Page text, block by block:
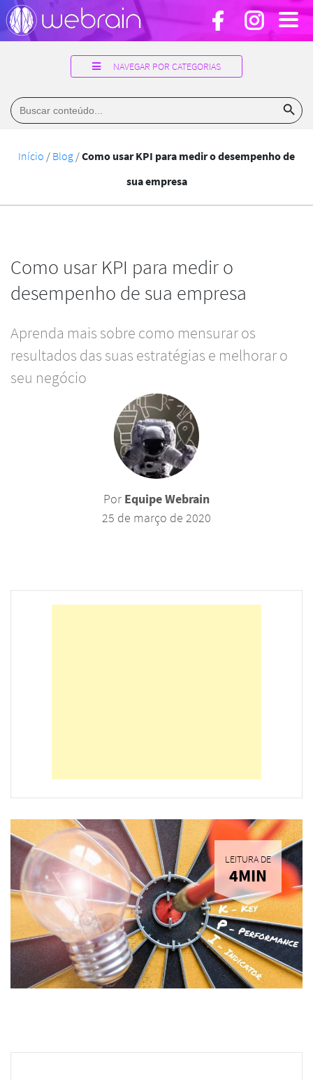
NAVEGAR POR CATEGORIAS
Search
for:
Search Button
Início / Blog /Como usar KPI para medir o desempenho de
sua empresa
Como usar KPI para medir o
desempenho de sua empresa
Aprenda mais sobre como mensurar os
resultados das suas estratégias e melhorar o
seu negócio
Por Equipe Webrain
25 de março de 2020
LEITURA DE
4MIN